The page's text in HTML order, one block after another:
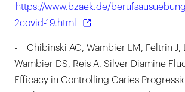
https://www.bzaek.de/
2covid-19.html
- Chibinski AC, Wambier LM, Feltrin J,
Wambier DS, Reis A. Silver Diamine
Efficacy in Controlling Caries